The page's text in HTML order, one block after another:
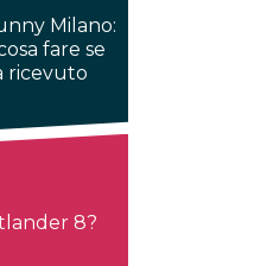
Milano:
fare se
ricevuto
8?